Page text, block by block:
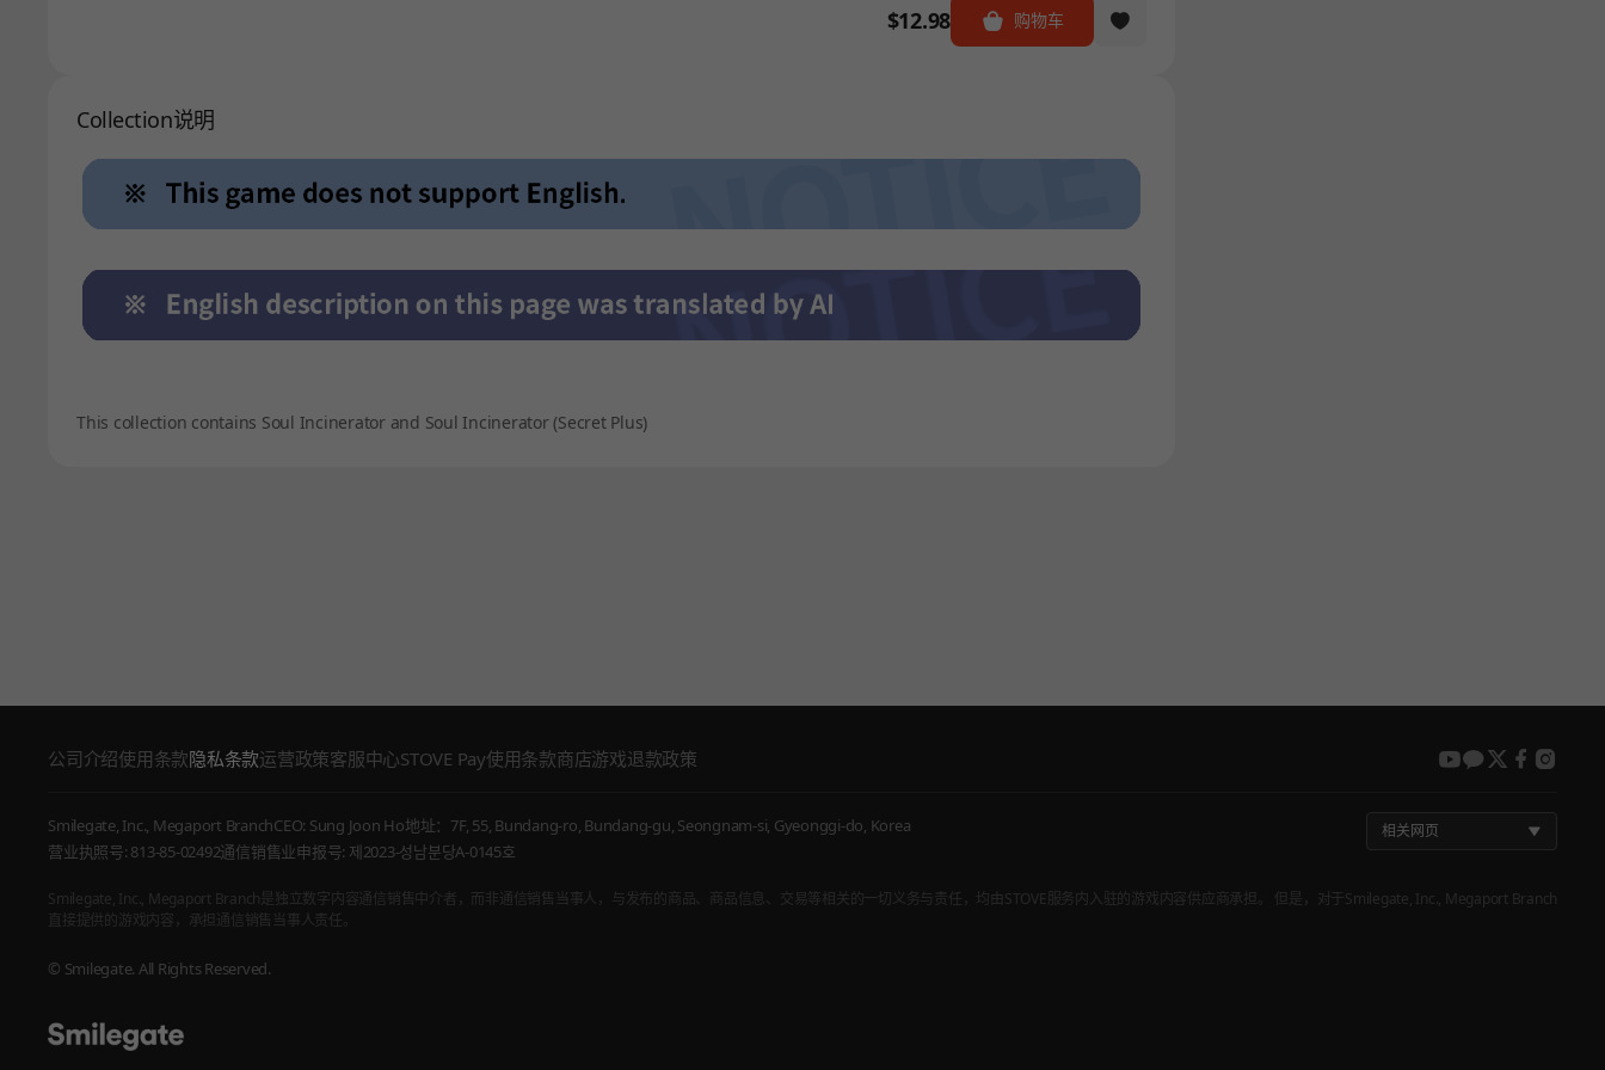
$12.98 购物车
Collection说明
This collection contains Soul Incinerator and Soul Incinerator (Secret Plus)
公司介绍使用条款隐私条款运营政策客服中心STOVE Pay使用条款商店游戏退款政策 youtube
kakao
twitter
Smilegate, Inc., Megaport BranchCEO: Sung Joon Ho地址：7F, 55, Bundang-ro, Bundang-gu, Seongnam-si, Gyeonggi-do, Korea
营业执照号: 813-85-02492通信销售业申报号: 제2023-성남분당A-0145호
相关网页
Smilegate, Inc., Megaport Branch是独立数字内容通信销售中介者，而非通信销售当事人，与发布的商品、商品信息、交易等相关的一切义务与责任，均由STOVE服务内入驻的游戏内容供应商承担。 但是，对于Smilegate, Inc., Megaport Branch
直接提供的游戏内容，承担通信销售当事人责任。
© Smilegate. All Rights Reserved.